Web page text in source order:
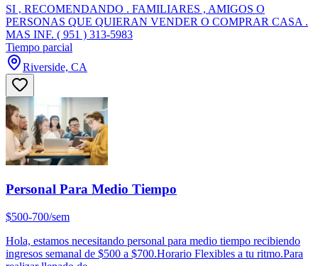
SI , RECOMENDANDO . FAMILIARES , AMIGOS O
PERSONAS QUE QUIERAN VENDER O COMPRAR CASA .
MAS INF. ( 951 ) 313-5983
Tiempo parcial
Riverside, CA
Personal Para Medio Tiempo
$500-700/sem
Hola, estamos necesitando personal para medio tiempo recibiendo
ingresos semanal de $500 a $700.Horario Flexibles a tu ritmo.Para